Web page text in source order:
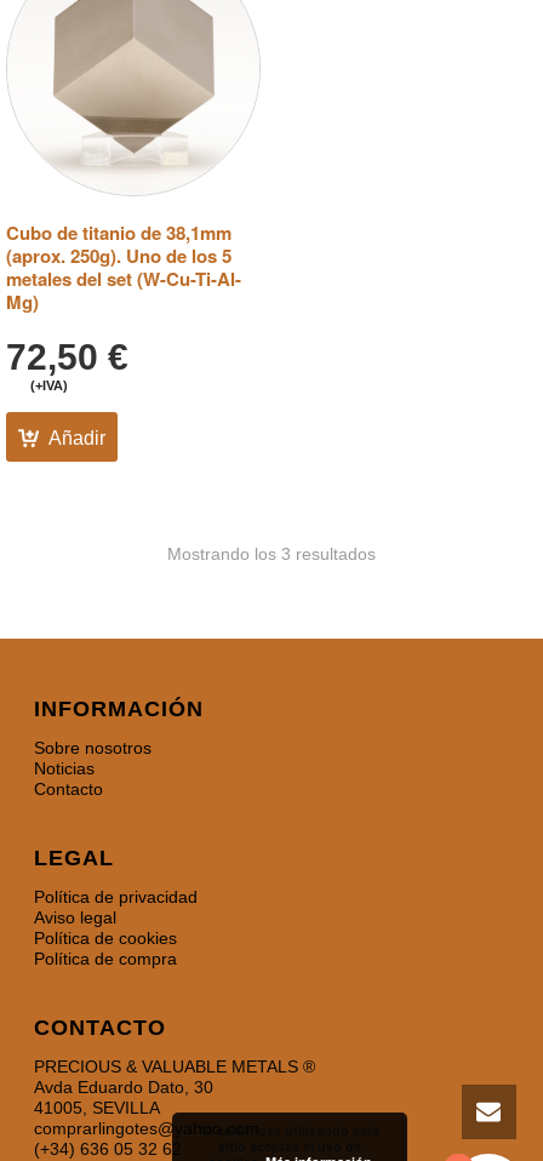
Cubo de titanio de 38,1mm
(aprox. 250g). Uno de los 5
metales del set (W-Cu-Ti-Al-
Mg)
72,50 €
(+IVA)
Añadir
Mostrando los 3 resultados
INFORMACIÓN
Sobre nosotros
Noticias
Contacto
LEGAL
Política de privacidad
Aviso legal
Política de cookies
Política de compra
CONTACTO
PRECIOUS & VALUABLE METALS ®
Avda Eduardo Dato, 30
41005, SEVILLA
comprarlingotes@yahoo.com
(+34) 636 05 32 62
Si continuas utilizando este